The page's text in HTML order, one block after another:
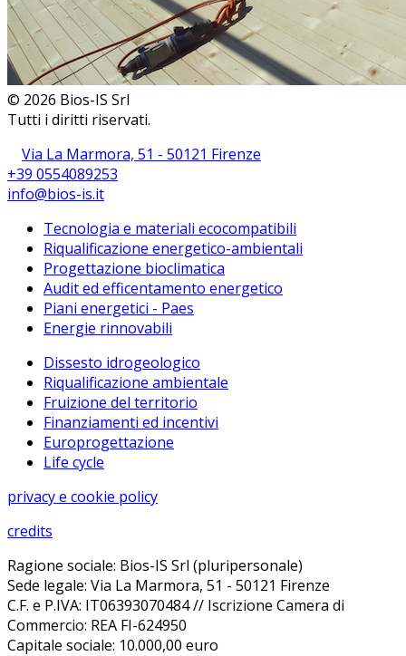
© 2026 Bios-IS Srl
Tutti i diritti riservati.
Via La Marmora, 51 - 50121 Firenze
+39 0554089253
info@bios-is.it
Tecnologia e materiali ecocompatibili
Riqualificazione energetico-ambientali
Progettazione bioclimatica
Audit ed efficentamento energetico
Piani energetici - Paes
Energie rinnovabili
Dissesto idrogeologico
Riqualificazione ambientale
Fruizione del territorio
Finanziamenti ed incentivi
Europrogettazione
Life cycle
privacy e cookie policy
credits
Ragione sociale: Bios-IS Srl (pluripersonale)
Sede legale: Via La Marmora, 51 - 50121 Firenze
C.F. e P.IVA: IT06393070484 // Iscrizione Camera di
Commercio: REA FI-624950
Capitale sociale: 10.000,00 euro